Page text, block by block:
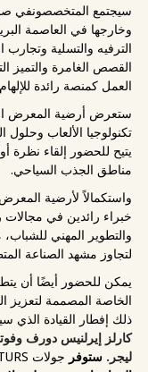
سيجتمع المتخصصونفي
وخارجها في العاصمة
الترفيه والتسلية
العمل كمنصة رائدة
ستعرض أرضية المعرض
تكنولوجيا الألعاب وحلول
يتيح للحضور إلقاء نظرة
مناطق الجذب السياحي.
واستكمالاً لأرضية
خبراء رائدين في مجالات
والتطوير المهني للشباب،
لتجاوز مشهد الصناعة
يمكن للحضور أيضًا أن
الخاصة المصممة لتعزيز
ذلك إفطار القيادة الذي
كارلز إيرلنيس دورف
ليجر. ستوفر جولات EDUTUTURS إلى